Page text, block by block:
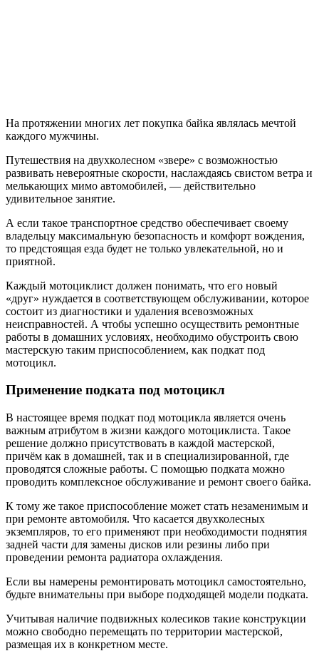
На протяжении многих лет покупка байка являлась мечтой
каждого мужчины.
Путешествия на двухколесном «звере» с возможностью
развивать невероятные скорости, наслаждаясь свистом ветра и
мелькающих мимо автомобилей, — действительно
удивительное занятие.
А если такое транспортное средство обеспечивает своему
владельцу максимальную безопасность и комфорт вождения,
то предстоящая езда будет не только увлекательной, но и
приятной.
Каждый мотоциклист должен понимать, что его новый
«друг» нуждается в соответствующем обслуживании, которое
состоит из диагностики и удаления всевозможных
неисправностей. А чтобы успешно осуществить ремонтные
работы в домашних условиях, необходимо обустроить свою
мастерскую таким приспособлением, как подкат под
мотоцикл.
Применение подката под мотоцикл
В настоящее время подкат под мотоцикла является очень
важным атрибутом в жизни каждого мотоциклиста. Такое
решение должно присутствовать в каждой мастерской,
причём как в домашней, так и в специализированной, где
проводятся сложные работы. С помощью подката можно
проводить комплексное обслуживание и ремонт своего байка.
К тому же такое приспособление может стать незаменимым и
при ремонте автомобиля. Что касается двухколесных
экземпляров, то его применяют при необходимости поднятия
задней части для замены дисков или резины либо при
проведении ремонта радиатора охлаждения.
Если вы намерены ремонтировать мотоцикл самостоятельно,
будьте внимательны при выборе подходящей модели подката.
Учитывая наличие подвижных колесиков такие конструкции
можно свободно перемещать по территории мастерской,
размещая их в конкретном месте.